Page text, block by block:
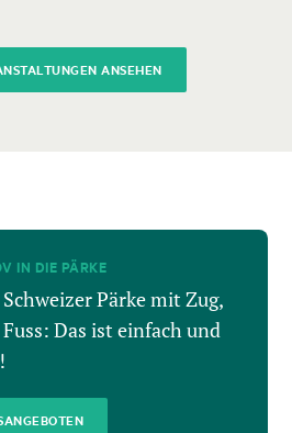
ANSEHEN
IN DIE PÄRKE
Pärke mit Zug,
Das ist einfach und